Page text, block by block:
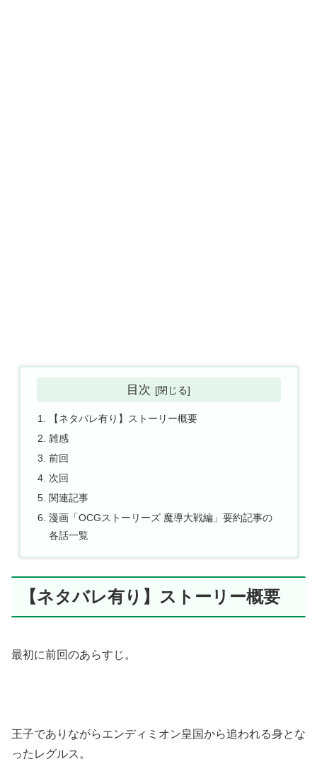
目次
【ネタバレ有り】ストーリー概要
雑感
前回
次回
関連記事
漫画「OCGストーリーズ 魔導大戦編」要約記事の
各話一覧
【ネタバレ有り】ストーリー概要
最初に前回のあらすじ。
王子でありながらエンディミオン皇国から追われる身とな
ったレグルス。